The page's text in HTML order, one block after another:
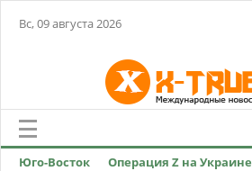
Вс, 09 августа 2026
Юго-Восток Операция Z на Украине